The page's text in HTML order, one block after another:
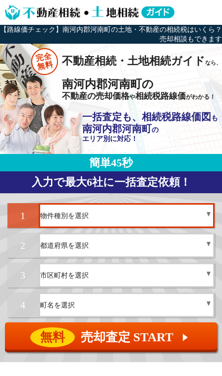
【路線価チェック】南河内郡河南町の土地・不動産の相続税はいくら？
売却相談もできます
完全
無料 不動産相続・土地相続ガイドなら、
南河内郡河南町の
不動産の売却価格や相続税路線価がわかる！
一括査定も、相続税路線価図 も
南河内郡河南町の
エリア別に対応！
簡単45秒
入力で最大6社に一括査定依頼！
1
2
3
4
無料 売却査定 START ▲